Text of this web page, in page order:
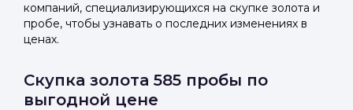
компаний, специализирующихся на скупке золота и
пробе, чтобы узнавать о последних изменениях в
ценах.
Скупка золота 585 пробы по
выгодной цене